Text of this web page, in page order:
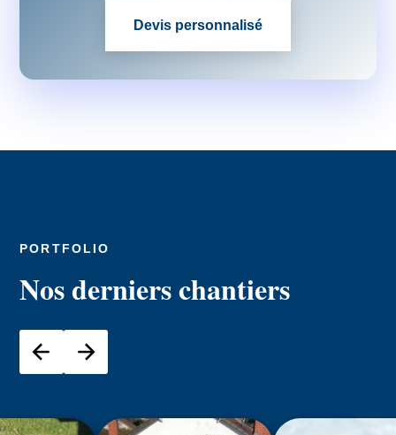
Devis personnalisé
PORTFOLIO
Nos derniers chantiers